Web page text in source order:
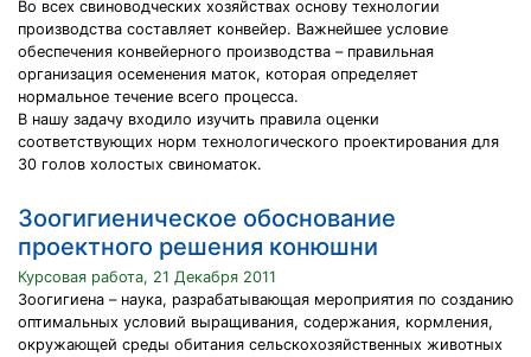
Во всех свиноводческих хозяйствах основу технологии
производства составляет конвейер. Важнейшее условие
обеспечения конвейерного производства – правильная
организация осеменения маток, которая определяет
нормальное течение всего процесса.
В нашу задачу входило изучить правила оценки
соответствующих норм технологического проектирования для
30 голов холостых свиноматок.
Зоогигиеническое обоснование
проектного решения конюшни
Курсовая работа, 21 Декабря 2011
Зоогигиена – наука, разрабатывающая мероприятия по созданию
оптимальных условий выращивания, содержания, кормления,
окружающей среды обитания сельскохозяйственных животных